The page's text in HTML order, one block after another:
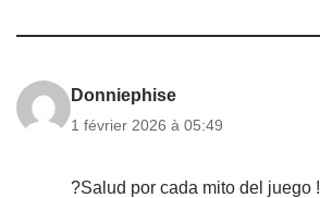
Donniephise
1 février 2026 à 05:49
?Salud por cada mito del juego !